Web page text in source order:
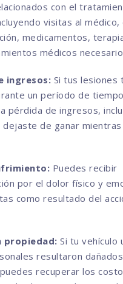
con el
visitas al médico,
medicamentos,
médicos
ingresos: Si tus lesiones
un período de
pérdida de ingresos,
dejaste de ganar
Puedes recibir
por el dolor físico y
como resultado del
propiedad: Si tu vehículo
resultaron
recuperar los